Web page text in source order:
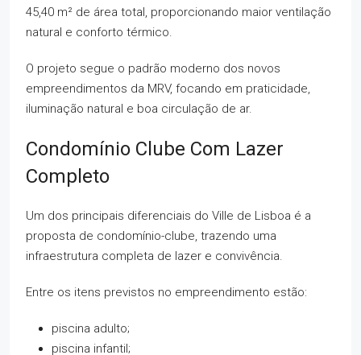
45,40 m² de área total, proporcionando maior ventilação
natural e conforto térmico.
O projeto segue o padrão moderno dos novos
empreendimentos da MRV, focando em praticidade,
iluminação natural e boa circulação de ar.
Condomínio Clube Com Lazer
Completo
Um dos principais diferenciais do Ville de Lisboa é a
proposta de condomínio-clube, trazendo uma
infraestrutura completa de lazer e convivência.
Entre os itens previstos no empreendimento estão:
piscina adulto;
piscina infantil;